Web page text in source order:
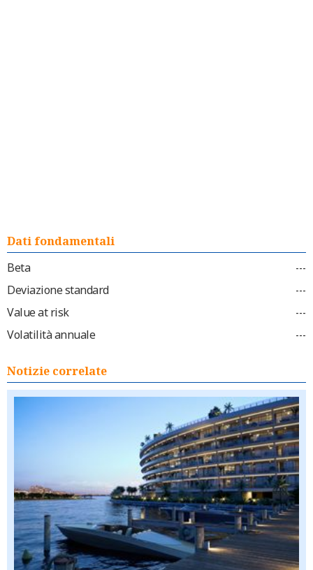
Dati fondamentali
Beta
---
Deviazione standard ---
Value at risk ---
Volatilità annuale ---
Notizie correlate